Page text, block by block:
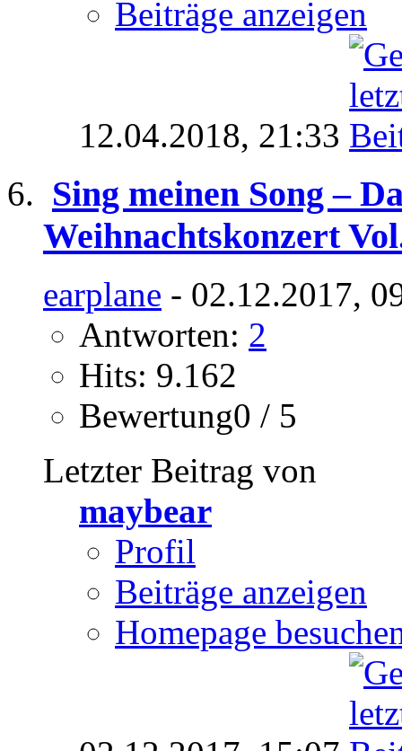
Beiträge anzeigen
12.04.2018, 21:33
Sing meinen Song –
Weihnachtskonzert
earplane - 02.12.2017,
Antworten: 2
Hits: 9.162
Bewertung0 / 5
Letzter Beitrag von
maybear
Profil
Beiträge anzeigen
Homepage